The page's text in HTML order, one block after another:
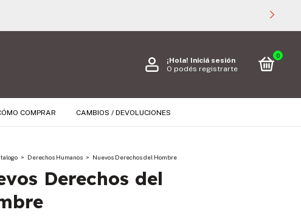
¡Hola! Iniciá sesión
O podés registrarte
0
COMPRAR CAMBIOS / DEVOLUCIONES
> Derechos Humanos > Nuevos Derechos del Hombre
Derechos del